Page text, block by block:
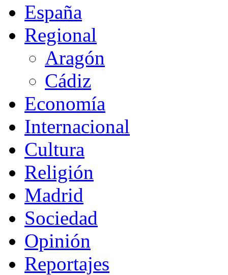
España
Regional
Aragón
Cádiz
Economía
Internacional
Cultura
Religión
Madrid
Sociedad
Opinión
Reportajes